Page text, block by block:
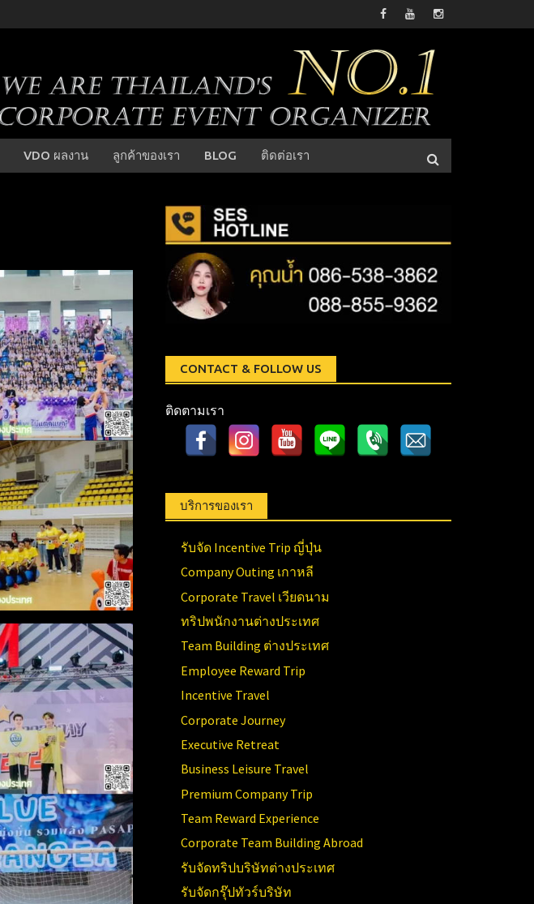
VDO ผลงาน ลูกค้าของเรา BLOG ติดต่อเรา
CONTACT & FOLLOW US
ติดตามเรา
บริการของเรา
รับจัด Incentive Trip ญี่ปุ่น
Company Outing เกาหลี
Corporate Travel เวียดนาม
ทริปพนักงานต่างประเทศ
Team Building ต่างประเทศ
Employee Reward Trip
Incentive Travel
Corporate Journey
Executive Retreat
Business Leisure Travel
Premium Company Trip
Team Reward Experience
Corporate Team Building Abroad
รับจัดทริปบริษัทต่างประเทศ
รับจัดกรุ๊ปทัวร์บริษัท